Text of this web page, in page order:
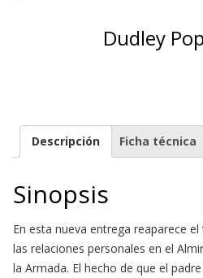
Dudley
Descripción Ficha técnica
Sinopsis
En esta nueva entrega reaparece
las relaciones personales en el
la Armada. El hecho de que el